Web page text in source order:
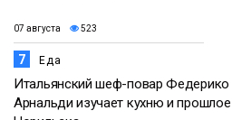
07 августа 523
7 Еда
Итальянский шеф-повар Федерико
Арнальди изучает кухню и прошлое